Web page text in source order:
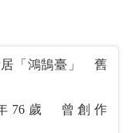
居「鴻鵠臺」 舊
76歲 曾創作